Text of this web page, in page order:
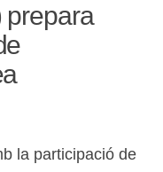
prepara
la participació de